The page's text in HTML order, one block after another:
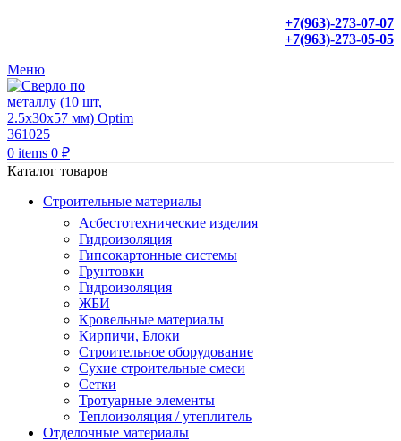
+7(963)-273-07-07
+7(963)-273-05-05
Меню
0 items 0 ₽
Каталог товаров
Строительные материалы
Асбестотехнические изделия
Гидроизоляция
Гипсокартонные системы
Грунтовки
Гидроизоляция
ЖБИ
Кровельные материалы
Кирпичи, Блоки
Строительное оборудование
Сухие строительные смеси
Сетки
Тротуарные элементы
Теплоизоляция / утеплитель
Отделочные материалы